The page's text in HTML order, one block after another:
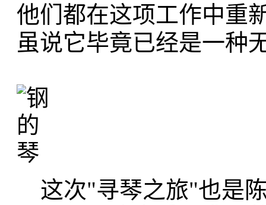
他们都在这项工作中重
虽说它毕竟已经是一种
这次"寻琴之旅"也是